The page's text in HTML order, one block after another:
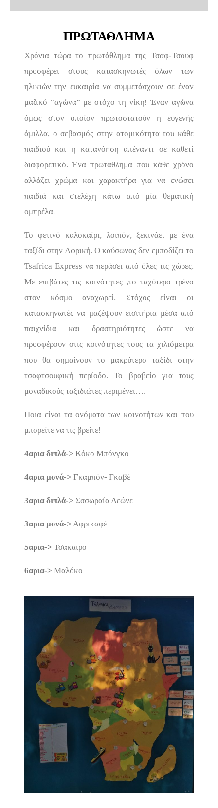
ΠΡΩΤΑΘΛΗΜΑ
Χρόνια τώρα το πρωτάθλημα της Τσαφ-Τσουφ
προσφέρει στους κατασκηνωτές όλων των
ηλικιών την ευκαιρία να συμμετάσχουν σε έναν
μαζικό “αγώνα” με στόχο τη νίκη! Έναν αγώνα
όμως στον οποίον πρωτοστατούν η ευγενής
άμιλλα, ο σεβασμός στην ατομικότητα του κάθε
παιδιού και η κατανόηση απέναντι σε καθετί
διαφορετικό. Ένα πρωτάθλημα που κάθε χρόνο
αλλάζει χρώμα και χαρακτήρα για να ενώσει
παιδιά και στελέχη κάτω από μία θεματική
ομπρέλα.
Το φετινό καλοκαίρι, λοιπόν, ξεκινάει με ένα
ταξίδι στην Αφρική. Ο καύσωνας δεν εμποδίζει το
Tsafrica Express να περάσει από όλες τις χώρες.
Με επιβάτες τις κοινότητες ,το ταχύτερο τρένο
στον κόσμο αναχωρεί. Στόχος είναι οι
κατασκηνωτές να μαζέψουν εισιτήρια μέσα από
παιχνίδια και δραστηριότητες ώστε να
προσφέρουν στις κοινότητες τους τα χιλιόμετρα
που θα σημαίνουν το μακρύτερο ταξίδι στην
τσαφτσουφική περίοδο. Το βραβείο για τους
μοναδικούς ταξιδιώτες περιμένει….
Ποια είναι τα ονόματα των κοινοτήτων και που
μπορείτε να τις βρείτε!
4αρια διπλά-> Κόκο Μπόνγκο
4αρια μονά-> Γκαμπόν- Γκαβέ
3αρια διπλά-> Σσσωραία Λεώνε
3αρια μονά-> Αφρικαφέ
5αρια-> Τσακαϊρο
6αρια-> Μαλόκο